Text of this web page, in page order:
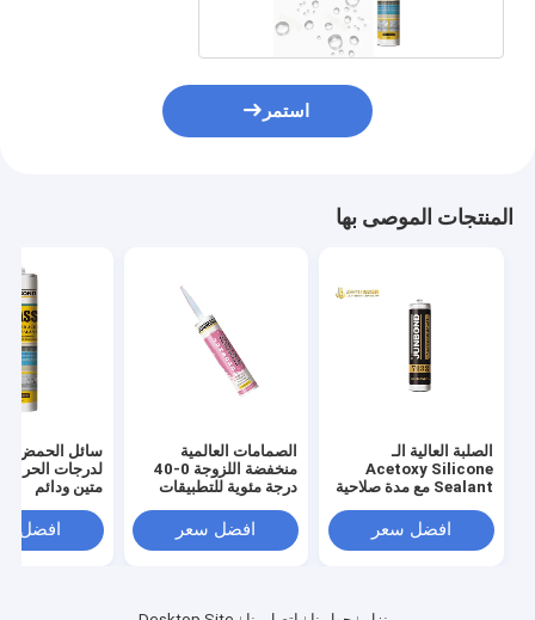
استمر
المنتجات الموصى بها
الصلبة العالية الـ
Acetoxy Silicone
Sealant مع مدة صلاحية
افضل سعر
الصمامات العالمية
منخفضة اللزوجة 0-40
درجة مئوية للتطبيقات
افضل سعر
سائل الحمض
لدرجات الحرارة
متين ودائم
افضل